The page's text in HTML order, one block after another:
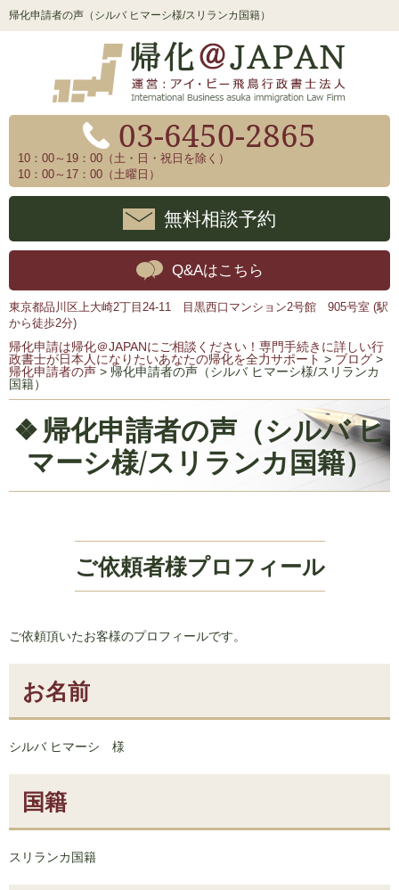
帰化申請者の声（シルバ ヒマーシ様/スリランカ国籍）
03-6450-2865
10：00～19：00（土・日・祝日を除く）
10：00～17：00（土曜日）
無料相談予約
Q&Aはこちら
東京都品川区上大崎2丁目24-11 目黒西口マンション2号館 905号室 (駅
から徒歩2分)
帰化申請は帰化＠JAPANにご相談ください！専門手続きに詳しい行
政書士が日本人になりたいあなたの帰化を全力サポート > ブログ >
帰化申請者の声 > 帰化申請者の声（シルバ ヒマーシ様/スリランカ
国籍）
帰化申請者の声（シルバ ヒ
マーシ様/スリランカ国籍）
ご依頼者様プロフィール
ご依頼頂いたお客様のプロフィールです。
お名前
シルバ ヒマーシ 様
国籍
スリランカ国籍